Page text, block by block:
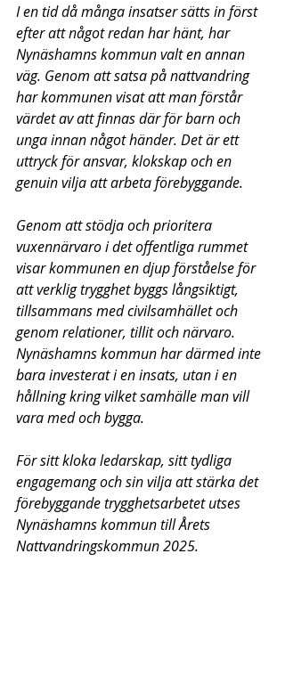
I en tid då många insatser sätts in först
efter att något redan har hänt, har
Nynäshamns kommun valt en annan
väg. Genom att satsa på nattvandring
har kommunen visat att man förstår
värdet av att finnas där för barn och
unga innan något händer. Det är ett
uttryck för ansvar, klokskap och en
genuin vilja att arbeta förebyggande.
Genom att stödja och prioritera
vuxennärvaro i det offentliga rummet
visar kommunen en djup förståelse för
att verklig trygghet byggs långsiktigt,
tillsammans med civilsamhället och
genom relationer, tillit och närvaro.
Nynäshamns kommun har därmed inte
bara investerat i en insats, utan i en
hållning kring vilket samhälle man vill
vara med och bygga.
För sitt kloka ledarskap, sitt tydliga
engagemang och sin vilja att stärka det
förebyggande trygghetsarbetet utses
Nynäshamns kommun till Årets
Nattvandringskommun 2025.